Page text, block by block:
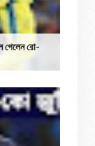
গেলেন রো-